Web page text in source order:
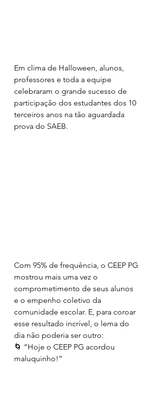
Em clima de Halloween, alunos,
professores e toda a equipe
celebraram o grande sucesso de
participação dos estudantes dos 10
terceiros anos na tão aguardada
prova do SAEB.
Com 95% de frequência, o CEEP PG
mostrou mais uma vez o
comprometimento de seus alunos
e o empenho coletivo da
comunidade escolar. E, para coroar
esse resultado incrível, o lema do
dia não poderia ser outro:
🌀 “Hoje o CEEP PG acordou
maluquinho!”